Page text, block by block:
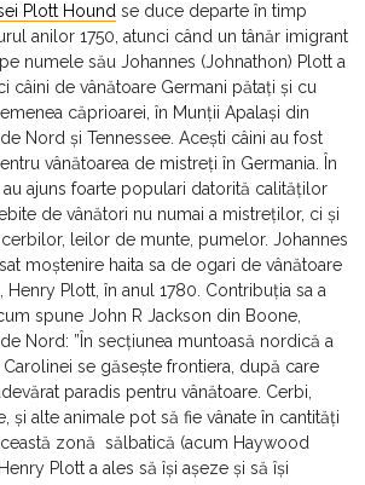
Plott Hound se duce departe în timp
anilor 1750, atunci când un tânăr imigrant
numele său Johannes (Johnathon) Plott a
câini de vânătoare Germani pătați și cu
căprioarei, în Munții Apalași din
Nord și Tennessee. Acești câini au fost
vânătoarea de mistreți în Germania. În
au ajuns foarte populari datorită calităților
de vânători nu numai a mistreților, ci și
leilor de munte, pumelor. Johannes
moștenire haita sa de ogari de vânătoare
Henry Plott, în anul 1780. Contribuția sa a
spune John R Jackson din Boone,
Nord: ”În secțiunea muntoasă nordică a
se găsește frontiera, după care
paradis pentru vânătoare. Cerbi,
și alte animale pot să fie vânate în cantități
zonă sălbatică (acum Haywood
Plott a ales să își așeze și să își